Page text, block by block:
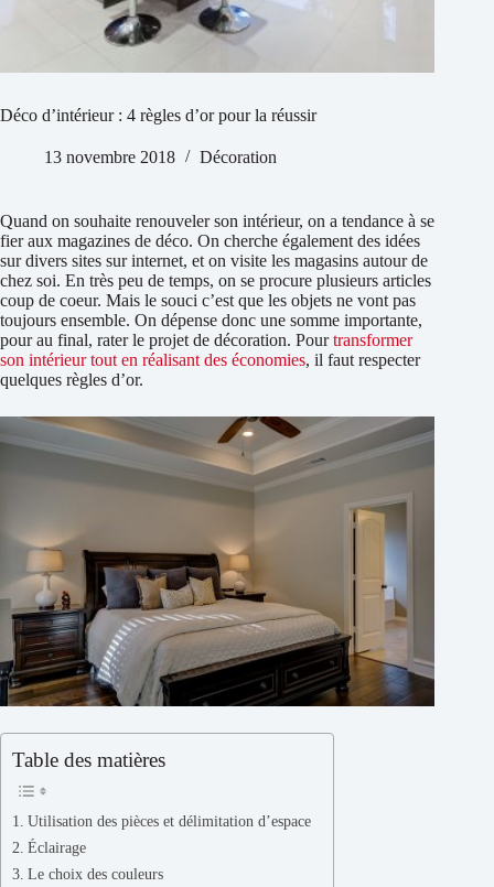
Déco d’intérieur : 4 règles d’or pour la réussir
13 novembre 2018 Décoration
Quand on souhaite renouveler son intérieur, on a tendance à se
fier aux magazines de déco. On cherche également des idées
sur divers sites sur internet, et on visite les magasins autour de
chez soi. En très peu de temps, on se procure plusieurs articles
coup de coeur. Mais le souci c’est que les objets ne vont pas
toujours ensemble. On dépense donc une somme importante,
pour au final, rater le projet de décoration. Pourtransformer
son intérieur tout en réalisant des économies, il faut respecter
quelques règles d’or.
Table des matières
Utilisation des pièces et délimitation d’espace
Éclairage
Le choix des couleurs